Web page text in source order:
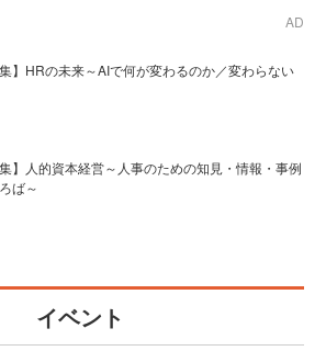
AD
集】HRの未来～AIで何が変わるのか／変わらない
集】人的資本経営～人事のための知見・情報・事例
ば～
イベント